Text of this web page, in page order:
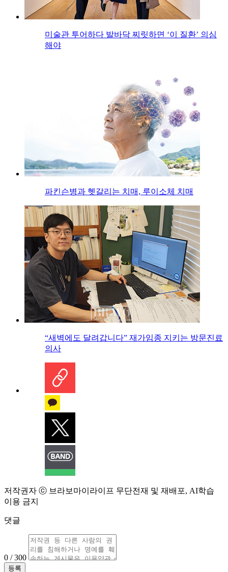
미술관 투어하다 발바닥 찌릿하면 ‘이 질환’ 의심
해야
파킨슨병과 헷갈리는 치매, 루이소체 치매
“새벽에도 달려갑니다” 재가임종 지키는 방문진료
의사
저작권자 ⓒ 브라보마이라이프 무단전재 및 재배포, AI학습
이용 금지
댓글
0 / 300